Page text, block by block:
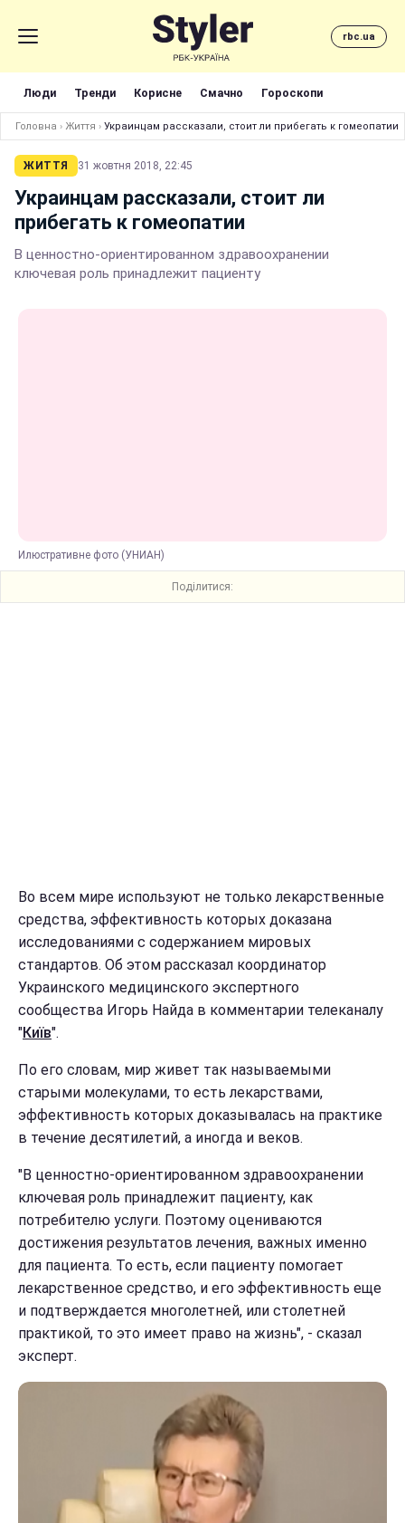
rbc.ua
Люди Тренди Корисне Смачно Гороскопи
Головна › Життя › Украинцам рассказали, стоит ли прибегать к гомеопатии
ЖИТТЯ 31 жовтня 2018, 22:45
Украинцам рассказали, стоит ли
прибегать к гомеопатии
В ценностно-ориентированном здравоохранении
ключевая роль принадлежит пациенту
Илюстративне фото (УНИАН)
Поділитися:
Во всем мире используют не только лекарственные
средства, эффективность которых доказана
исследованиями с содержанием мировых
стандартов. Об этом рассказал координатор
Украинского медицинского экспертного
сообщества Игорь Найда в комментарии телеканалу
"Київ".
По его словам, мир живет так называемыми
старыми молекулами, то есть лекарствами,
эффективность которых доказывалась на практике
в течение десятилетий, а иногда и веков.
"В ценностно-ориентированном здравоохранении
ключевая роль принадлежит пациенту, как
потребителю услуги. Поэтому оцениваются
достижения результатов лечения, важных именно
для пациента. То есть, если пациенту помогает
лекарственное средство, и его эффективность еще
и подтверждается многолетней, или столетней
практикой, то это имеет право на жизнь", - сказал
эксперт.